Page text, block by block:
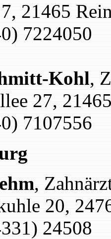
21465
7224050
Kohl,
27,
7107556
,
20,
24508